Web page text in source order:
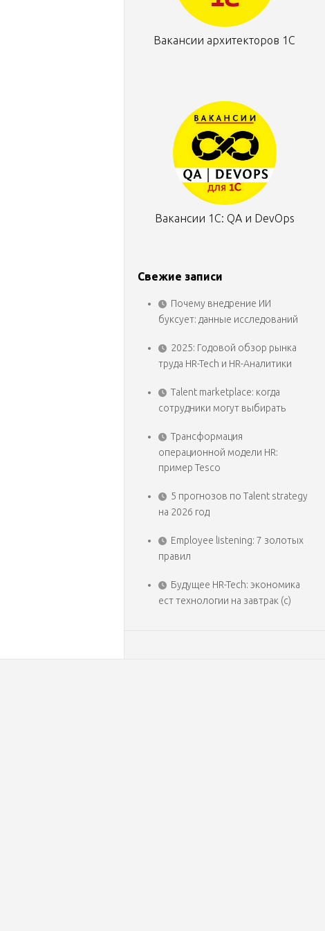
Вакансии архитекторов 1С
Вакансии 1С: QA и DevOps
Свежие записи
Почему внедрение ИИ
буксует: данные исследований
2025: Годовой обзор рынка
труда HR-Tech и HR-Аналитики
Talent marketplace: когда
сотрудники могут выбирать
Трансформация
операционной модели HR:
пример Tesco
5 прогнозов по Talent strategy
на 2026 год
Employee listening: 7 золотых
правил
Будущее HR-Tech: экономика
ест технологии на завтрак (с)